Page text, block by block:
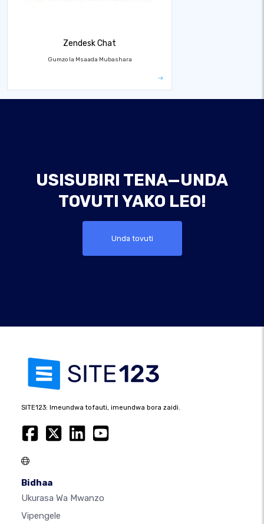
Zendesk Chat
Gumzo la Msaada Mubashara
USISUBIRI TENA—UNDA
TOVUTI YAKO LEO!
Unda tovuti
SITE123: Imeundwa tofauti, imeundwa bora zaidi.
Bidhaa
Ukurasa Wa Mwanzo
Vipengele